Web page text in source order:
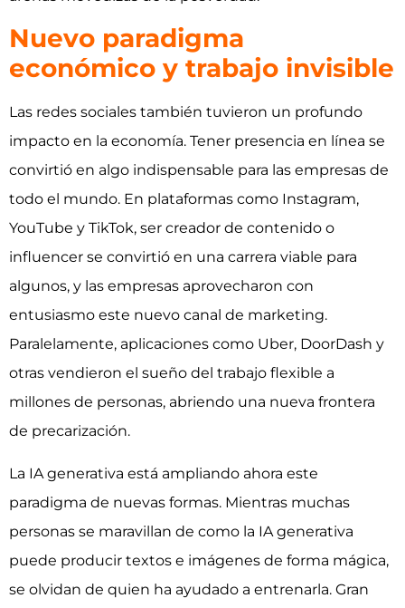
Nuevo paradigma
económico y trabajo invisible
Las redes sociales también tuvieron un profundo
impacto en la economía. Tener presencia en línea se
convirtió en algo indispensable para las empresas de
todo el mundo. En plataformas como Instagram,
YouTube y TikTok, ser creador de contenido o
influencer se convirtió en una carrera viable para
algunos, y las empresas aprovecharon con
entusiasmo este nuevo canal de marketing.
Paralelamente, aplicaciones como Uber, DoorDash y
otras vendieron el sueño del trabajo flexible a
millones de personas, abriendo una nueva frontera
de precarización.
La IA generativa está ampliando ahora este
paradigma de nuevas formas. Mientras muchas
personas se maravillan de como la IA generativa
puede producir textos e imágenes de forma mágica,
se olvidan de quien ha ayudado a entrenarla. Gran